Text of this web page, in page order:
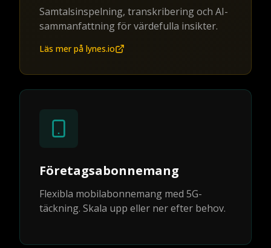
Samtalsinspelning, transkribering och AI-
sammanfattning för värdefulla insikter.
Läs mer på lynes.io
Företagsabonnemang
Flexibla mobilabonnemang med 5G-
täckning. Skala upp eller ner efter behov.